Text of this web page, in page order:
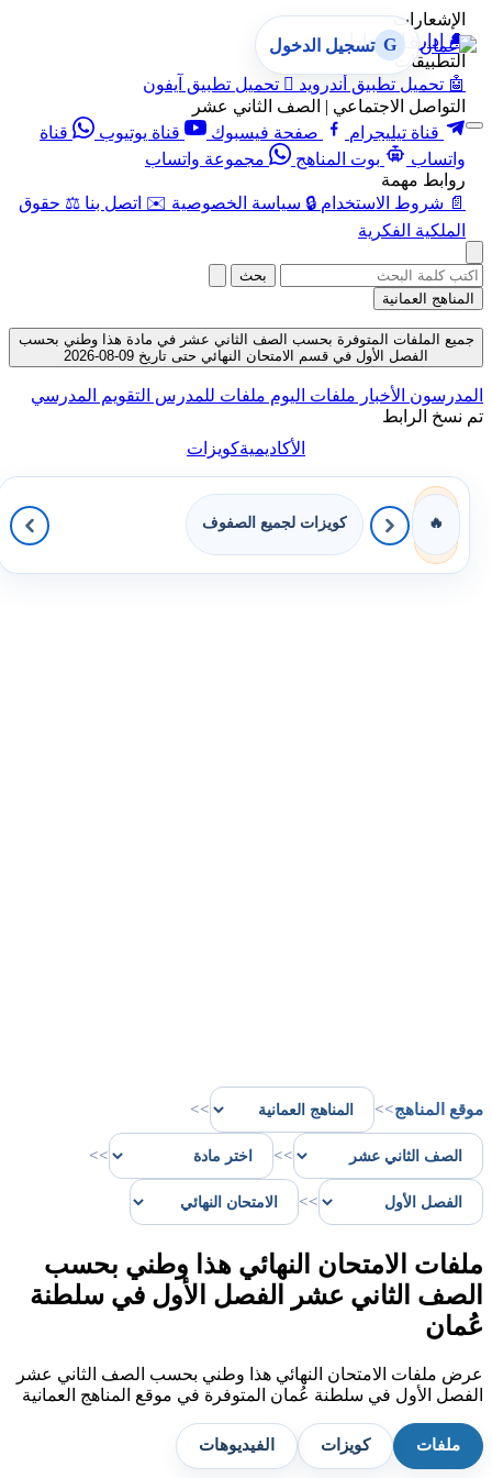
الإشعارات
🔔 إدارة الإشعارات
التطبيقات
🤖 تحميل تطبيق أندرويد  تحميل تطبيق آيفون
التواصل الاجتماعي | الصف الثاني عشر
قناة تيليجرام
صفحة فيسبوك قناة يوتيوب
قناة
واتساب
بوت المناهج
مجموعة واتساب
روابط مهمة
📄 شروط الاستخدام 🔒 سياسة الخصوصية ✉️ اتصل بنا ⚖️ حقوق
الملكية الفكرية
G تسجيل الدخول
بحث
المناهج العمانية
جميع الملفات المتوفرة بحسب الصف الثاني عشر في مادة هذا وطني بحسب
الفصل الأول في قسم الامتحان النهائي حتى تاريخ 09-08-2026
المدرسون الأخبار ملفات اليوم ملفات للمدرس التقويم المدرسي
تم نسخ الرابط
الأكاديميةكويزات
🔥 كويزات لجميع الصفوف
موقع المناهج>>
>>
>>
>>
>>
ملفات الامتحان النهائي هذا وطني بحسب
الصف الثاني عشر الفصل الأول في سلطنة
عُمان
عرض ملفات الامتحان النهائي هذا وطني بحسب الصف الثاني عشر
الفصل الأول في سلطنة عُمان المتوفرة في موقع المناهج العمانية
ملفات كويزات الفيديوهات